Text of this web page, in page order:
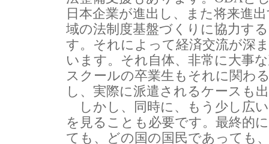
日本企業が進出し、また将来進
域の法制度基盤づくりに協力す
す。それによって経済交流が深
います。それ自体、非常に大事
スクールの卒業生もそれに関わ
し、実際に派遣されるケースも
しかし、同時に、もう少し広
を見ることも必要です。最終的
ても、どの国の国民であっても